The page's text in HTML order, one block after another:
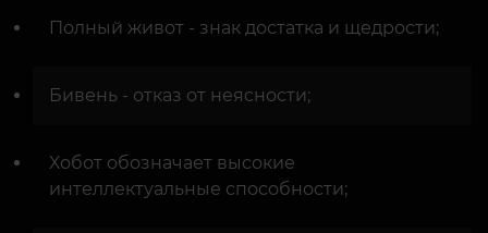
Полный живот - знак достатка и щедрости;
Бивень - отказ от неясности;
Хобот обозначает высокие
интеллектуальные способности;